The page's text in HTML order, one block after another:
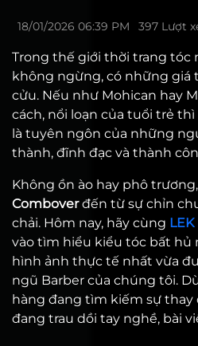
18/01/2026 06:39 PM 397 Lượt
Trong thế giới thời trang tóc
không ngừng, có những giá
cửu. Nếu như Mohican hay
cách, nổi loạn của tuổi trẻ thì
là tuyên ngôn của những
thành, đĩnh đạc và thành
Không ồn ào hay phô
Comboverđến từ sự chỉn
chải. Hôm nay, hãy cùng
vào tìm hiểu kiểu tóc bất hủ
hình ảnh thực tế nhất vừa
ngũ Barber của chúng tôi.
hàng đang tìm kiếm sự thay
đang trau dồi tay nghề, bài